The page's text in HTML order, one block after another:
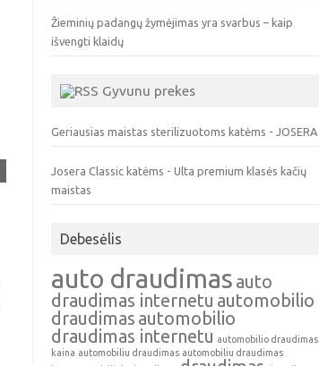
Žieminių padangų žymėjimas yra svarbus – kaip
išvengti klaidų
Gyvunu prekes
Geriausias maistas sterilizuotoms katėms - JOSERA
Josera Classic katėms - Ulta premium klasės kačių
maistas
Debesėlis
auto draudimas auto
draudimas internetu automobilio
draudimas automobilio
draudimas internetu automobilio draudimas
kaina automobiliu draudimas automobiliu draudimas